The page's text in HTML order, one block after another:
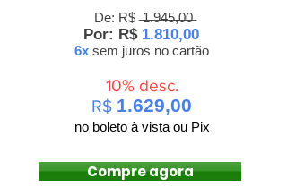
De: R$ ̶1̶.̶9̶4̶5̶,̶0̶0̶
Por: R$ 1.810,00
6x sem juros no cartão
10% desc.
R$ 1.629,00
no boleto à vista ou Pix
Compre agora